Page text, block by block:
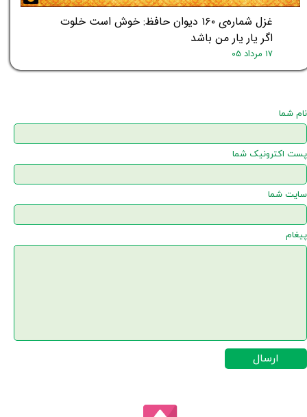
غزل شماره‌ی ۱۶۰ دیوان حافظ: خوش است خلوت
اگر یار یار من باشد
۱۷ مرداد ۰۵
نام شما
پست اکترونیک شما
سایت شما
پیغام
ارسال